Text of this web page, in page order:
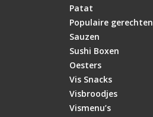
Patat
Populaire gerechten
Sauzen
Sushi Boxen
Oesters
Vis Snacks
Visbroodjes
Vismenu’s